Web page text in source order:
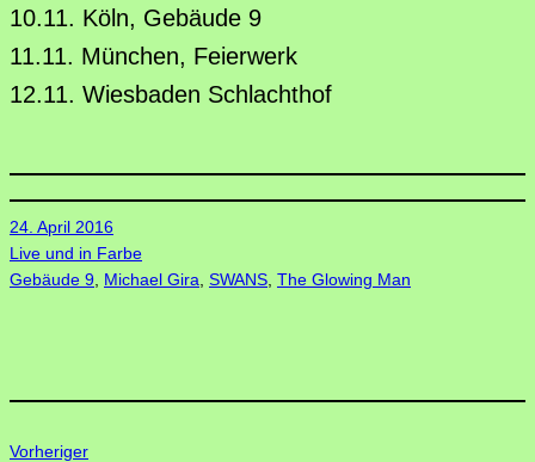
10.11. Köln, Gebäude 9
11.11. München, Feierwerk
12.11. Wiesbaden Schlachthof
24. April 2016
Live und in Farbe
Gebäude 9 Michael Gira SWANS The Glowing Man
Vorheriger